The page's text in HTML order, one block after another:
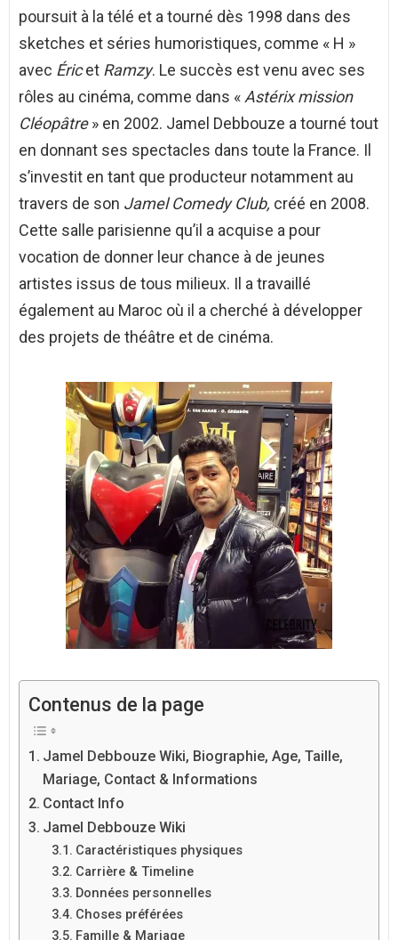
poursuit à la télé et a tourné dès 1998 dans des
sketches et séries humoristiques, comme « H »
avec Éricet Ramzy. Le succès est venu avec ses
rôles au cinéma, comme dans « Astérix mission
Cléopâtre» en 2002. Jamel Debbouze a tourné tout
en donnant ses spectacles dans toute la France. Il
s’investit en tant que producteur notamment au
travers de son Jamel Comedy Club, créé en 2008.
Cette salle parisienne qu’il a acquise a pour
vocation de donner leur chance à de jeunes
artistes issus de tous milieux. Il a travaillé
également au Maroc où il a cherché à développer
des projets de théâtre et de cinéma.
Contenus de la page
Jamel Debbouze Wiki, Biographie, Age, Taille,
Mariage, Contact & Informations
Contact Info
Jamel Debbouze Wiki
Caractéristiques physiques
Carrière & Timeline
Données personnelles
Choses préférées
Famille & Mariage